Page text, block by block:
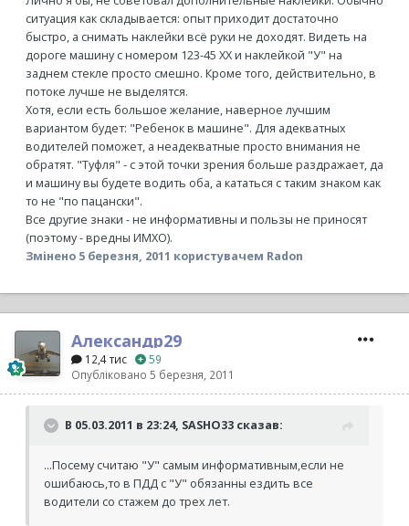
ситуация как складывается: опыт приходит достаточно
быстро, а снимать наклейки всё руки не доходят. Видеть на
дороге машину с номером 123-45 ХХ и наклейкой "У" на
заднем стекле просто смешно. Кроме того, действительно, в
потоке лучше не выделятся.
Хотя, если есть большое желание, наверное лучшим
вариантом будет: "Ребенок в машине". Для адекватных
водителей поможет, а неадекватные просто внимания не
обратят. "Туфля" - с этой точки зрения больше раздражает, да
и машину вы будете водить оба, а кататься с таким знаком как
то не "по пацански".
Все другие знаки - не информативны и пользы не приносят
(поэтому - вредны ИМХО).
Змінено 5 березня, 2011 користувачем Radon
Александр29
12,4 тис
59
Опубліковано 5 березня, 2011
В 05.03.2011 в 23:24, SASHO33 сказав:
...Посему считаю "У" самым информативным,если не
ошибаюсь,то в ПДД с "У" обязанны ездить все
водители со стажем до трех лет.